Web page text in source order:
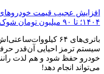
۱۴۰۴؛ تا ۹۰ میلیون تومان شوک جدید!
باتری‌های ۶۴
سیستم ترمز احیایی آن‌قدر
خودرو حفظ شود و هم لذت
می‌تواند انجام دهد!